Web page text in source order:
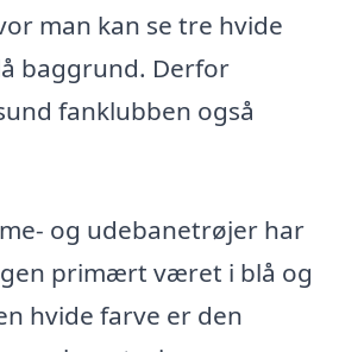
man kan se tre hvide
baggrund. Derfor
fanklubben også
og udebanetrøjer har
primært været i blå og
hvide farve er den